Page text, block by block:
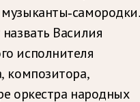
Василия
исполнителя
композитора,
оркестра народных